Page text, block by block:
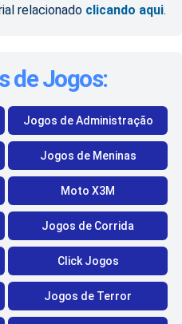
relacionado clicando aqui.
de Jogos:
Jogos de Administração
Jogos de Meninas
Moto X3M
Jogos de Corrida
Click Jogos
Jogos de Terror